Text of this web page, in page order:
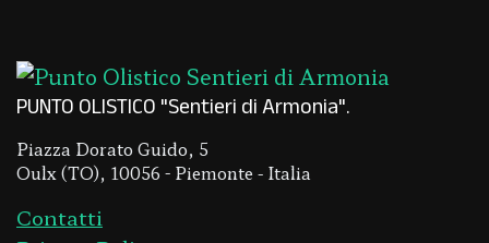
PUNTO OLISTICO "Sentieri di Armonia"
Piazza Dorato Guido, 5
Oulx (TO), 10056 - Piemonte - Italia
Contatti